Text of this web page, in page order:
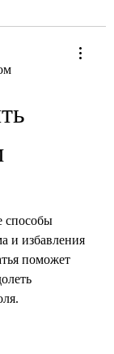
способы
и избавления
поможет